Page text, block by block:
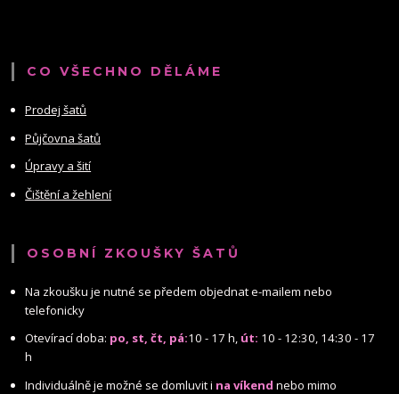
CO VŠECHNO DĚLÁME
Prodej šatů
Půjčovna šatů
Úpravy a šití
Čištění a žehlení
OSOBNÍ ZKOUŠKY ŠATŮ
Na zkoušku je nutné se předem objednat e-mailem nebo
telefonicky
Otevírací doba: po, st, čt, pá:10 - 17 h, út: 10 - 12:30, 14:30 - 17
h
Individuálně je možné se domluvit i na víkend nebo mimo